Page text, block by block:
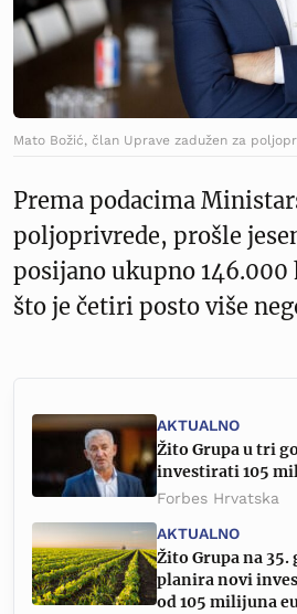
Mato Božić, član Uprave zadužen za
Prema podacima
poljoprivrede, prošle
posijano ukupno 146.000
što je četiri posto više
AKTUALNO
Žito Grupa u tri
investirati 105
Forbes Hrvatska
AKTUALNO
Žito Grupa na
planira novi
od 105 milijuna